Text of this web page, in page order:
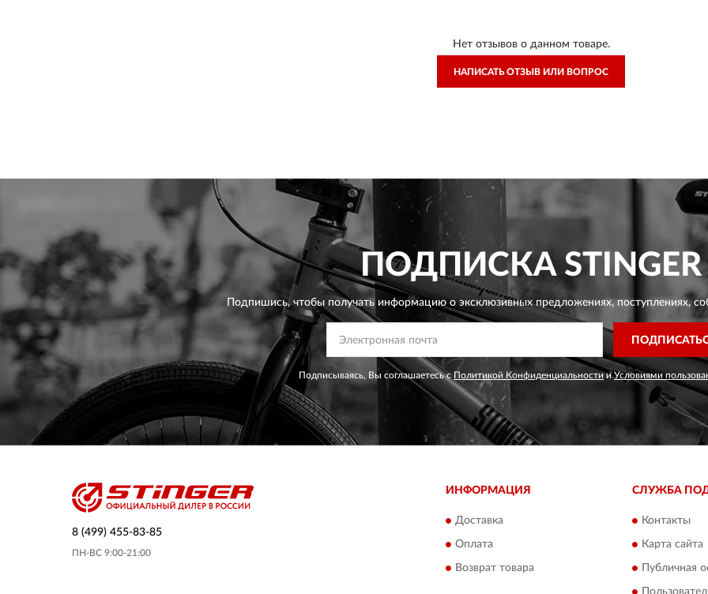
Нет отзывов о данном товаре.
НАПИСАТЬ ОТЗЫВ ИЛИ ВОПРОС
ПОДПИСКАSTINGER
Подпишись, чтобы получать информацию о эксклюзивных предложениях,поступлениях,
Подписываясь, Вы соглашаетесь сПолитикой Конфиденциальности иУсловиями
8 (499) 455-83-85
ПН-ВС 9:00-21:00
ИНФОРМАЦИЯ
Доставка
Оплата
Возврат товара
СЛУЖБА
Контакты
Карта сайта
Публичная